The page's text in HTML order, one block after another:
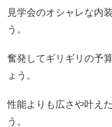
見学会のオシャレな内
う。
奮発してギリギリの予
ょう。
性能よりも広さや叶え
う。